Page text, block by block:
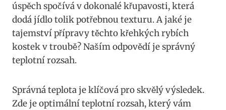
úspěch spočívá v dokonalé křupavosti, která
dodá jídlo tolik potřebnou texturu. A jaké je
tajemství přípravy těchto křehkých rybích
kostek v troubě? Naším odpovědí je správný
teplotní rozsah.
Správná teplota je klíčová pro skvělý výsledek.
Zde je optimální teplotní rozsah, který vám